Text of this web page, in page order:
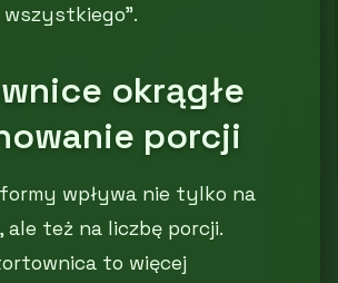
wszystkiego”.
okrągłe
porcji
wpływa nie tylko na
ale też na liczbę porcji.
to więcej